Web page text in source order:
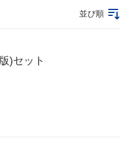
並び順
)セット